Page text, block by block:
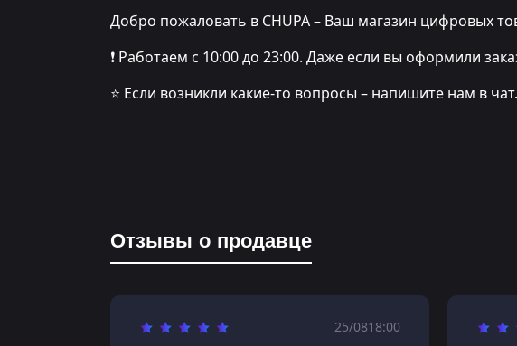
Добро пожаловать в CHUPA – Ваш магазин цифровых
❗️ Работаем с 10:00 до 23:00. Даже если вы оформили
⭐️ Если возникли какие-то вопросы – напишите нам в чат.
Отзывы о продавце
25/0818:00